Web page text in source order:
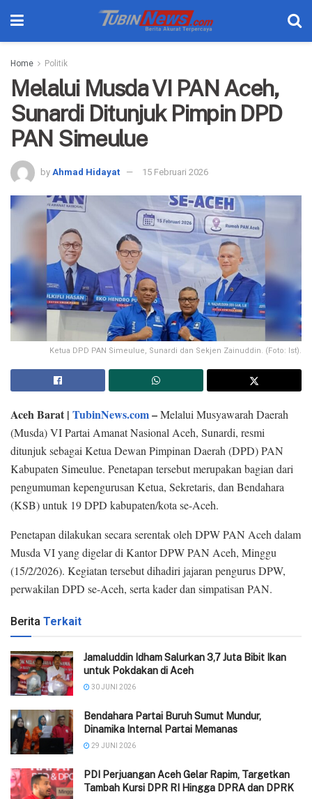
Home Politik
Melalui Musda VI PAN Aceh,
Sunardi Ditunjuk Pimpin DPD
PAN Simeulue
by Ahmad Hidayat 15 Februari 2026
Ketua DPD PAN Simeulue, Sunardi dan Sekjen Zainuddin. (Foto: Ist).
Aceh Barat | TubinNews.com–Melalui Musyawarah Daerah
(Musda) VI Partai Amanat Nasional Aceh, Sunardi, resmi
ditunjuk sebagai Ketua Dewan Pimpinan Daerah (DPD) PAN
Kabupaten Simeulue. Penetapan tersebut merupakan bagian dari
pengumuman kepengurusan Ketua, Sekretaris, dan Bendahara
(KSB) untuk 19 DPD kabupaten/kota se-Aceh.
Penetapan dilakukan secara serentak oleh DPW PAN Aceh dalam
Musda VI yang digelar di Kantor DPW PAN Aceh, Minggu
(15/2/2026). Kegiatan tersebut dihadiri jajaran pengurus DPW,
perwakilan DPD se-Aceh, serta kader dan simpatisan PAN.
Berita Terkait
Jamaluddin Idham Salurkan 3,7 Juta Bibit Ikan
untuk Pokdakan di Aceh
30 JUNI 2026
Bendahara Partai Buruh Sumut Mundur,
Dinamika Internal Partai Memanas
29 JUNI 2026
PDI Perjuangan Aceh Gelar Rapim, Targetkan
Tambah Kursi DPR RI Hingga DPRA dan DPRK